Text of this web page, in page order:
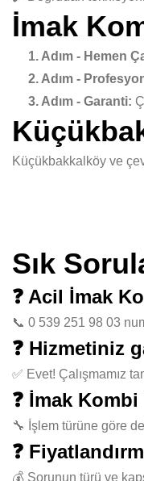
İmak
1. Adım - Hemen
2. Adım -
3. Adım - Garanti:
Küçükbakkalköy ve
Sık
❓ Acil İmak
📞 0 539 251 98 03
❓ Hizmetiniz
✅ Evet! Çalışmamız
❓ İmak
🔧 İşlem türüne göre
❓
💰 Sorunun türü ve